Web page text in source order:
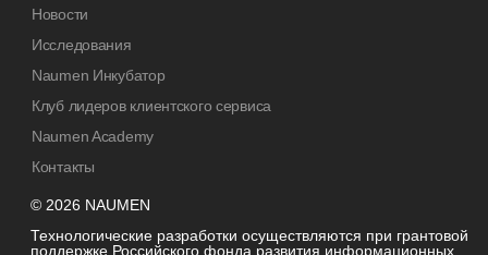
© 2026 NAUMEN
Технологические разработки осуществляются при грантовой
поддержке Российского фонда развития информационных
Новости
Исследования
Naumen Инкубатор
Клуб лидеров клиентского сервиса
Naumen Academy
Контакты